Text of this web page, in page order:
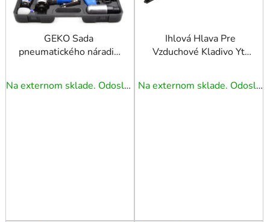
o
d
o
GEKO Sada
pneumatického náradia
Na externom sklade. Odoslanie 5 - 7 prac. dní.
Ihlová Hlava Pre
Vzduchové Kladivo Yt-
Na externom sklade. Odoslanie 5 - 7 prac. dní.